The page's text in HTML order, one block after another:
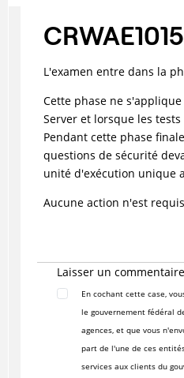
L'examen entre dans la
Cette phase ne
Server et lorsque les
Pendant cette phase
questions de sécurité
unité d'exécution unique
Aucune action n'est
Laisser un
En cochant cette case,
le gouvernement fédéral
agences, et que vous
part de l'une de ces
services aux clients du